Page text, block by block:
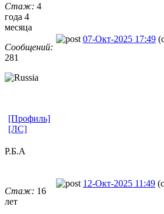
Стаж: 4
года 4
месяца
Сообщений:
281
07-Окт-2025 17:49
[Профиль]
[ЛС]
Р.Б.А
Стаж: 16
лет
12-Окт-2025 11:49